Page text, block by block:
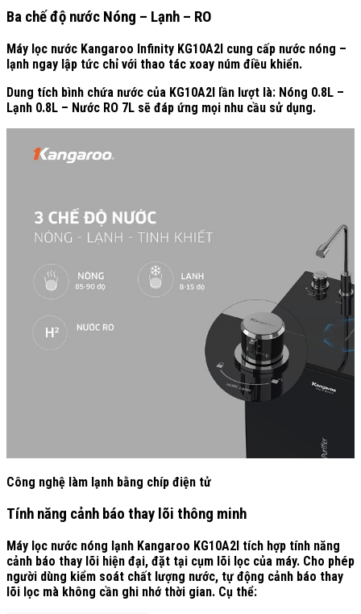
Ba chế độ nước Nóng – Lạnh – RO
Máy lọc nước Kangaroo Infinity KG10A2I cung cấp nước nóng –
lạnh ngay lập tức chỉ với thao tác xoay núm điều khiển.
Dung tích bình chứa nước của KG10A2I lần lượt là: Nóng 0.8L –
Lạnh 0.8L – Nước RO 7L sẽ đáp ứng mọi nhu cầu sử dụng.
Công nghệ làm lạnh bằng chíp điện tử
Tính năng cảnh báo thay lõi thông minh
Máy lọc nước nóng lạnh Kangaroo KG10A2I tích hợp tính năng
cảnh báo thay lõi hiện đại, đặt tại cụm lõi lọc của máy. Cho phép
người dùng kiểm soát chất lượng nước, tự động cảnh báo thay
lõi lọc mà không cần ghi nhớ thời gian. Cụ thể: